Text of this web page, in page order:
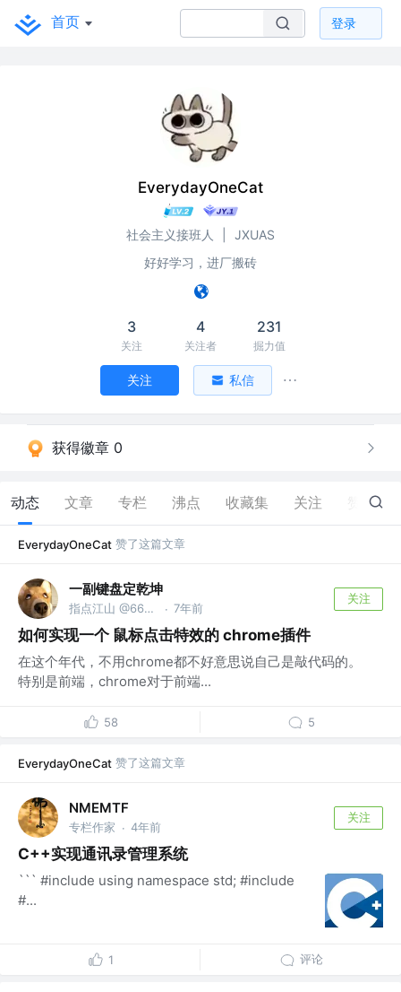
首页 登录
EverydayOneCat
社会主义接班人
JXUAS
好好学习，进厂搬砖
3
关注
4
关注者
231
掘力值
关注 私信
获得徽章 0
动态 文章 专栏 沸点 收藏集 关注 46
EverydayOneCat 赞了这篇文章
一副键盘定乾坤
指点江山 @666公司 · 7年前
关注
如何实现一个 鼠标点击特效的 chrome插件
在这个年代，不用chrome都不好意思说自己是敲代码的。
特别是前端，chrome对于前端...
58 5
EverydayOneCat 赞了这篇文章
NMEMTF
专栏作家 · 4年前
关注
C++实现通讯录管理系统
``` #include using namespace std; #include
#...
1 评论